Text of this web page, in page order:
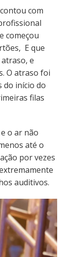
com
começou
E que
e
O atraso foi
início do
filas
o ar não
até o
por vezes
auditivos.